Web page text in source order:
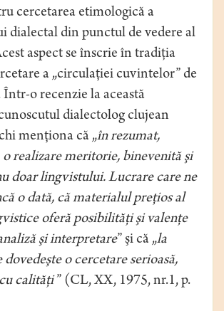
cercetarea etimologică a
dialectal din punctul de vedere al
aspect se înscrie în tradiţia
a „circulaţiei cuvintelor” de
Într-o recenzie la această
dialectolog clujean
menţiona că „în rezumat,
o realizare meritorie, binevenită şi
doar lingvistului. Lucrare care ne
o dată, că materialul preţios al
oferă posibilităţi şi valenţe
şi interpretare” şi că „la
dovedeşte o cercetare serioasă,
calităţi” (CL, XX, 1975, nr.1, p.